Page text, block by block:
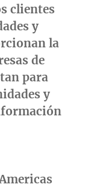
clientes
y
la
de
para
y